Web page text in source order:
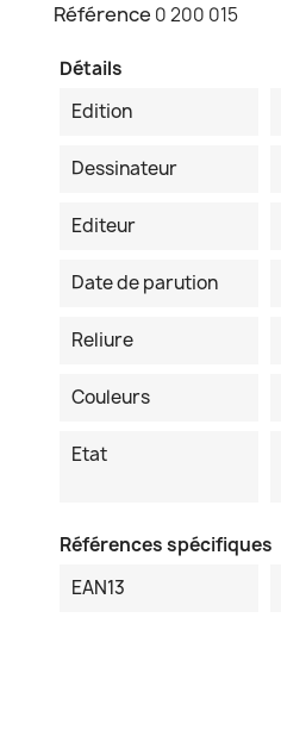
Référence 0 200 015
Détails
Edition
Dessinateur
Editeur
Date de parution
Reliure
Couleurs
Etat
Références spécifiques
EAN13